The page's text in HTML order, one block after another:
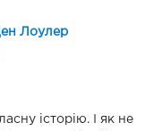
Лоулер
історію. І як не